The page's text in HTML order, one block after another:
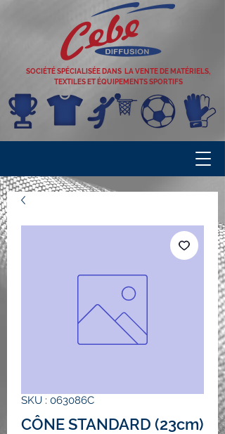
SOCIÉTÉ SPÉCIALISÉE DANS LA VENTE DE MATÉRIELS,
TEXTILES ET ÉQUIPEMENTS SPORTIFS
SKU : 063086C
CÔNE STANDARD (23cm)